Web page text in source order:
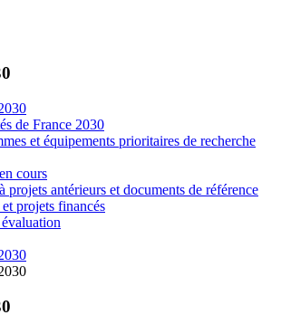
de France 2030
et équipements prioritaires de recherche
cours
projets antérieurs et documents de référence
projets financés